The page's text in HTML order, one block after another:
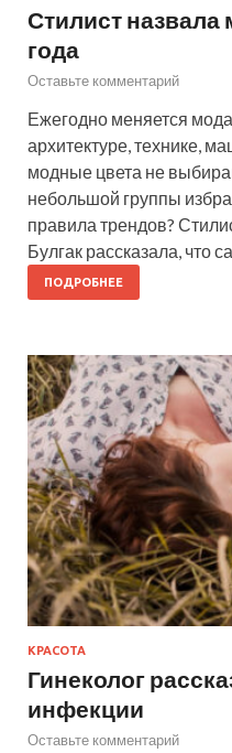
Стилист
года
Оставьте комментарий
Ежегодно меняется
архитектуре, технике,
модные цвета не
небольшой группы
правила трендов?
Булгак рассказала, что
ПОДРОБНЕЕ
КРАСОТА
Гинеколог
инфекции
Оставьте комментарий